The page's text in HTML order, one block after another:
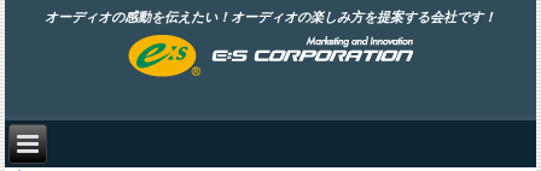
オーディオの感動を伝えたい！オーディオの楽しみ方を提案する会社です！